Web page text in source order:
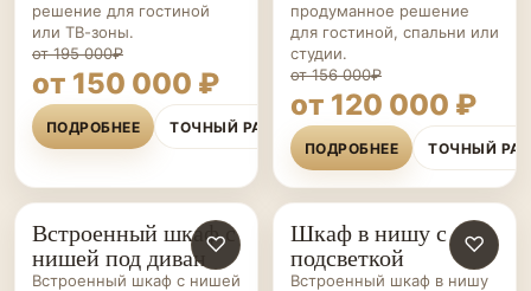
решение для гостиной
или ТВ-зоны.
от 195 000₽
от 150 000 ₽
ПОДРОБНЕЕ ТОЧНЫЙ РАСЧЁТ
продуманное решение
для гостиной, спальни или
студии.
от 156 000₽
от 120 000 ₽
ПОДРОБНЕЕ ТОЧНЫЙ
ШКАФЫ НА ЗАКАЗ ♡
Встроенный шкаф с
нишей под диван
Встроенный шкаф с нишей
ШКАФЫ НА ЗАКАЗ ♡
Шкаф в нишу с
подсветкой
Встроенный шкаф в нишу